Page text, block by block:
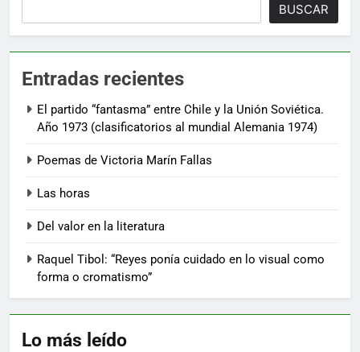
BUSCAR
Entradas recientes
El partido “fantasma” entre Chile y la Unión Soviética.
Año 1973 (clasificatorios al mundial Alemania 1974)
Poemas de Victoria Marín Fallas
Las horas
Del valor en la literatura
Raquel Tibol: “Reyes ponía cuidado en lo visual como
forma o cromatismo”
Lo más leído